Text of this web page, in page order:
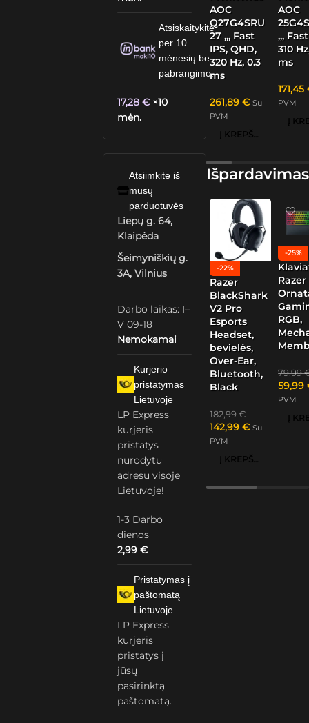
Atsiskaitykite
per 10
mėnesių be
pabrangimo.
17,28€ ×10
mėn.
Atsiimkite iš
mūsų
parduotuvės
Liepų g. 64,
Klaipėda
Šeimyniškių g.
3A, Vilnius
Darbo laikas: I–
V 09-18
Nemokamai
Kurjerio
pristatymas
Lietuvoje
LP Express
kurjeris
pristatys
nurodytu
adresu visoje
Lietuvoje!
1-3 Darbo
dienos
2,99€
Pristatymas į
paštomatą
Lietuvoje
LP Express
kurjeris
pristatys į
jūsų
pasirinktą
paštomatą.
AOC
Q27G4SRU
27 „, Fast
IPS, QHD,
320 Hz, 0.3
ms
261,89 € Su
PVM
Į KREPŠELĮ
AOC
„,
310
ms
171,45
PVM
Išpardavimas
-22%
Razer
BlackShark
V2 Pro
Esports
Headset,
bevielės,
Over-Ear,
Bluetooth,
Black
182,99€
142,99 € Su
PVM
Į KREPŠELĮ
-25%
Razer
RGB,
79,99
59,99
PVM